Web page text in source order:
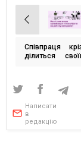
Навігація
записів
Співпраця
ділиться
Написати
в
редакцію